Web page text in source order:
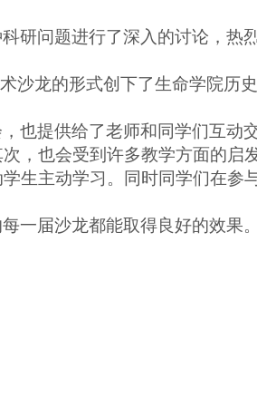
研问题进行了深入的讨论，热
沙龙的形式创下了生命学院历
也提供给了老师和同学们互动
，也会受到许多教学方面的启
生主动学习。同时同学们在参
一届沙龙都能取得良好的效果。